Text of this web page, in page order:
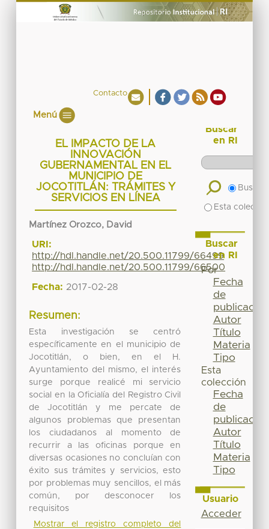
Contacto
Menú
EL IMPACTO DE LA
INNOVACIÓN
GUBERNAMENTAL EN EL
MUNICIPIO DE
JOCOTITLÁN: TRÁMITES Y
SERVICIOS EN LÍNEA
Martínez Orozco, David
URI:
http://hdl.handle.net/20.500.11799/66499
http://hdl.handle.net/20.500.11799/66500
Fecha: 2017-02-28
Resumen:
Esta investigación se centró
específicamente en el municipio de
Jocotitlán, o bien, en el H.
Ayuntamiento del mismo, el interés
surge porque realicé mi servicio
social en la Oficialía del Registro Civil
de Jocotitlán y me percate de
algunos problemas que presentan
los ciudadanos al momento de
recurrir a las oficinas porque en
diversas ocasiones no concluían con
éxito sus trámites y servicios, esto
por problemas muy sencillos, el más
común, por desconocer los
requisitos
Mostrar el registro completo del
Buscar
en RI
Buscar
Esta
Buscar
en RI
Por
Fecha
de
publicación
Autor
Título
Materia
Tipo
Esta
colección
Fecha
de
publicación
Autor
Título
Materia
Tipo
Usuario
Acceder